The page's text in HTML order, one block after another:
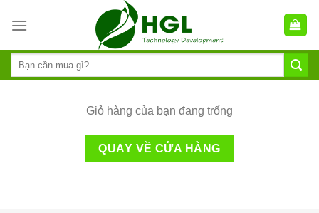
Giỏ hàng của bạn đang trống
QUAY VỀ CỬA HÀNG